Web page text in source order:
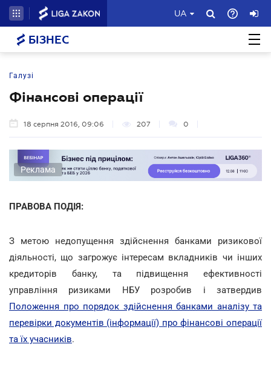
UA
БІЗНЕС
Галузі
Фінансові операції
18 серпня 2016, 09:06 207 0
Реклама
ПРАВОВА ПОДІЯ:
З метою недопущення здійснення банками ризикової
діяльності, що загрожує інтересам вкладників чи інших
кредиторів банку, та підвищення ефективності
управління ризиками НБУ розробив і затвердив
Положення про порядок здійснення банками аналізу та
перевірки документів (інформації) про фінансові операції
та їх учасників.